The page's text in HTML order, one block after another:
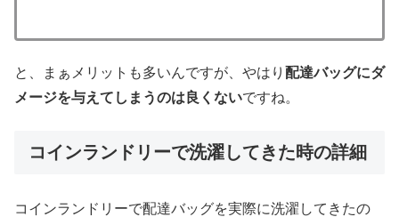
と、まぁメリットも多いんですが、やはり 配達バッグにダ
メージを与えてしまうのは良くないですね。
コインランドリーで洗濯してきた時の詳細
コインランドリーで配達バッグを実際に洗濯してきたの